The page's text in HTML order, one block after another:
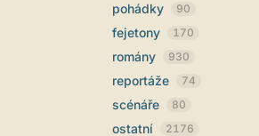
pohádky 90
fejetony 170
romány 930
reportáže 74
scénáře 80
ostatní 2176